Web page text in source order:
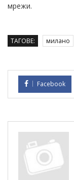
мрежи.
ТАГОВЕ: милано
Facebook